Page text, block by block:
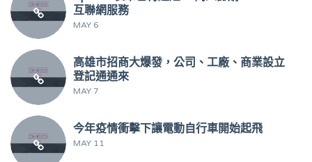
互聯網服務
MAY 6
高雄市招商大爆發，公司、工廠、商業設立
登記通通來
MAY 7
今年疫情衝擊下讓電動自行車開始起飛
MAY 11